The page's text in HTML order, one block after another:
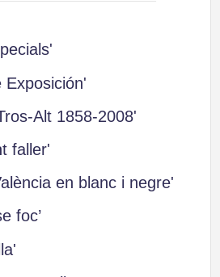
Exposición'
Alt 1858-2008'
faller'
en blanc i negre'
foc’